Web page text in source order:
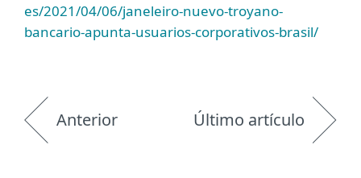
es/2021/04/06/janeleiro-nuevo-troyano-
bancario-apunta-usuarios-corporativos-brasil/
Anterior Último artículo